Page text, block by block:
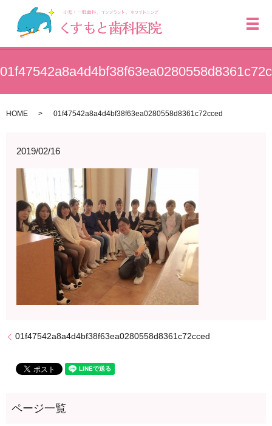
メ
HOME 01f47542a8a4d4bf38f63ea0280558d8361c72cced
2019/02/16
01f47542a8a4d4bf38f63ea0280558d8361c72cced